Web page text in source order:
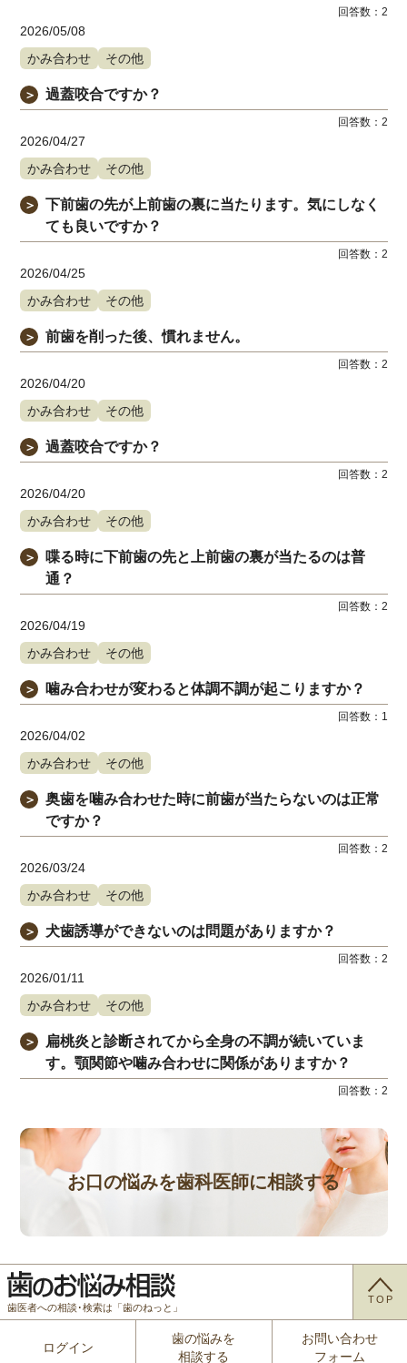
回答数： 2
2026/05/08
かみ合わせ
その他
＞ 過蓋咬合ですか？
回答数： 2
2026/04/27
かみ合わせ
その他
＞
下前歯の先が上前歯の裏に当たります。気にしなく
ても良いですか？
回答数： 2
2026/04/25
かみ合わせ
その他
＞ 前歯を削った後、慣れません。
回答数： 2
2026/04/20
かみ合わせ
その他
＞ 過蓋咬合ですか？
回答数： 2
2026/04/20
かみ合わせ
その他
＞
喋る時に下前歯の先と上前歯の裏が当たるのは普
通？
回答数： 2
2026/04/19
かみ合わせ
その他
＞ 噛み合わせが変わると体調不調が起こりますか？
回答数： 1
2026/04/02
かみ合わせ
その他
＞
奥歯を噛み合わせた時に前歯が当たらないのは正常
ですか？
回答数： 2
2026/03/24
かみ合わせ
その他
＞ 犬歯誘導ができないのは問題がありますか？
回答数： 2
2026/01/11
かみ合わせ
その他
＞
扁桃炎と診断されてから全身の不調が続いていま
す。顎関節や噛み合わせに関係がありますか？
回答数： 2
お口の悩みを歯科医師に相談する
歯医者への相談･検索は「歯のねっと」
TOP
ログイン
歯の悩みを
相談する
お問い合わせ
フォーム